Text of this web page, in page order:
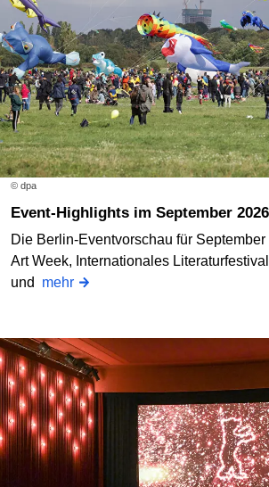
© dpa
Event-Highlights im September 2026
Die Berlin-Eventvorschau für
Art Week, Internationales
und mehr